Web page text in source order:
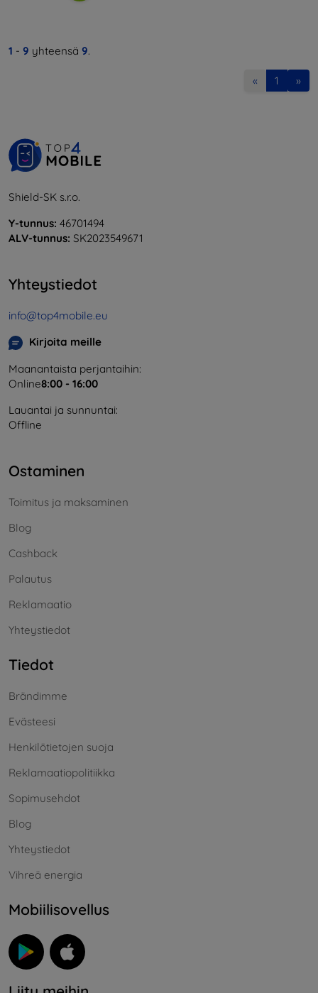
1 - 9 yhteensä 9.
« 1 »
Shield-SK s.r.o.
Y-tunnus: 46701494
ALV-tunnus: SK2023549671
Yhteystiedot
info@top4mobile.eu
Kirjoita meille
Maanantaista perjantaihin:
Online8:00 - 16:00
Lauantai ja sunnuntai:
Offline
Ostaminen
Toimitus ja maksaminen
Blog
Cashback
Palautus
Reklamaatio
Yhteystiedot
Tiedot
Brändimme
Evästeesi
Henkilötietojen suoja
Reklamaatiopolitiikka
Sopimusehdot
Blog
Yhteystiedot
Vihreä energia
Mobiilisovellus